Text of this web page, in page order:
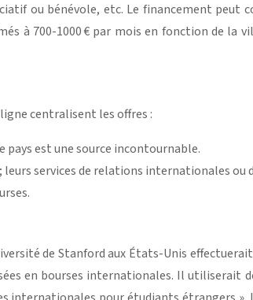
ou bénévole, etc. Le financement peut
à 700-1000 € par mois en fonction de la
centralisent les offres :
pays est une source incontournable.
services de relations internationales ou
de Stanford aux États-Unis
en bourses internationales. Il utiliserait